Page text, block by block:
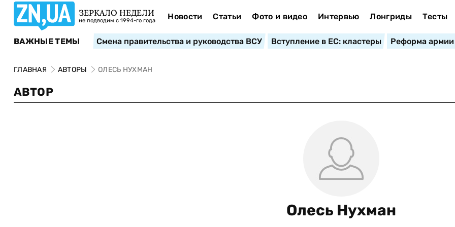
ЗЕРКАЛО НЕДЕЛИ
не подводим с 1994-го года Новости Статьи Фото и видео Интервью Лонгриды Тесты
ВАЖНЫЕ ТЕМЫ Смена правительства и руководства ВСУ Вступление в ЕС: кластеры Реформа армии
ГЛАВНАЯ АВТОРЫ ОЛЕСЬ НУХМАН
АВТОР
Олесь Нухман